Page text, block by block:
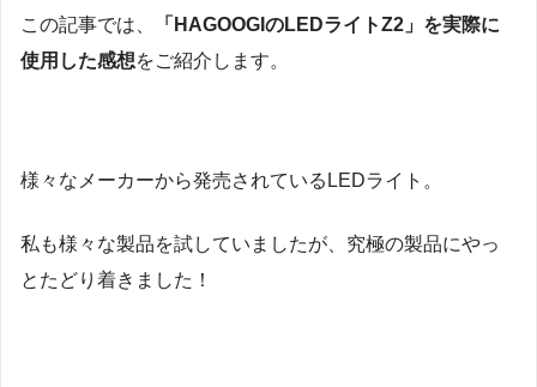
この記事では、
「HAGOOGIのLEDライトZ2」を実際に
使用した感想をご紹介します。
様々なメーカーから発売されているLEDライト。
私も様々な製品を試していましたが、究極の製品にやっ
とたどり着きました！